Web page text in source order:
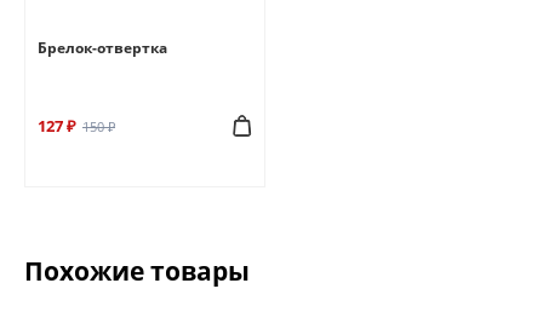
Брелок-отвертка
127 ₽ 150 ₽
Похожие товары